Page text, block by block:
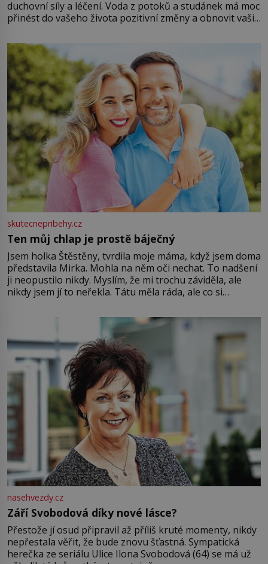
duchovní síly a léčení. Voda z potoků a studánek má moc
přinést do vašeho života pozitivní změny a obnovit vaši
můžete obohatit své rituály a přinést do svého života
větší harmonii a klid. Je důležité
skutecnepribehy.cz
Ten můj chlap je prostě báječný
Jsem holka Štěstěny, tvrdila moje máma, když jsem doma
představila Mirka. Mohla na něm oči nechat. To nadšení
ji neopustilo nikdy. Myslím, že mi trochu záviděla, ale
nikdy jsem jí to neřekla. Tátu měla ráda, ale co si
Jsme spolu moc rádi Tehdy byla jiná doba, když
nasehvezdy.cz
Září Svobodová díky nové lásce?
Přestože jí osud připravil až příliš kruté momenty, nikdy
nepřestala věřit, že bude znovu šťastná. Sympatická
herečka ze seriálu Ulice Ilona Svobodová (64) se má už